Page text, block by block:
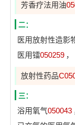
芳香疗法用油
二：
医用放射性造影
医用镭050259 ，
放射性药品
三：
浴用氧气050043